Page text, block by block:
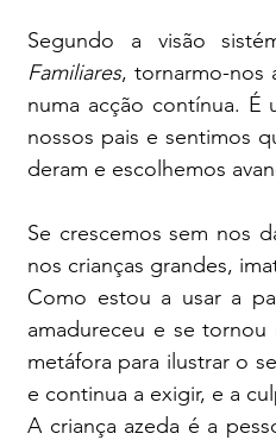
Segundo a visão
Familiares, tornarmo-nos
numa acção contínua.
nossos pais e sentimos
deram e escolhemos
Se crescemos sem nos
nos crianças grandes,
Como estou a usar a
amadureceu e se
metáfora para ilustrar o
e continua a exigir, e a
A criança azeda é a